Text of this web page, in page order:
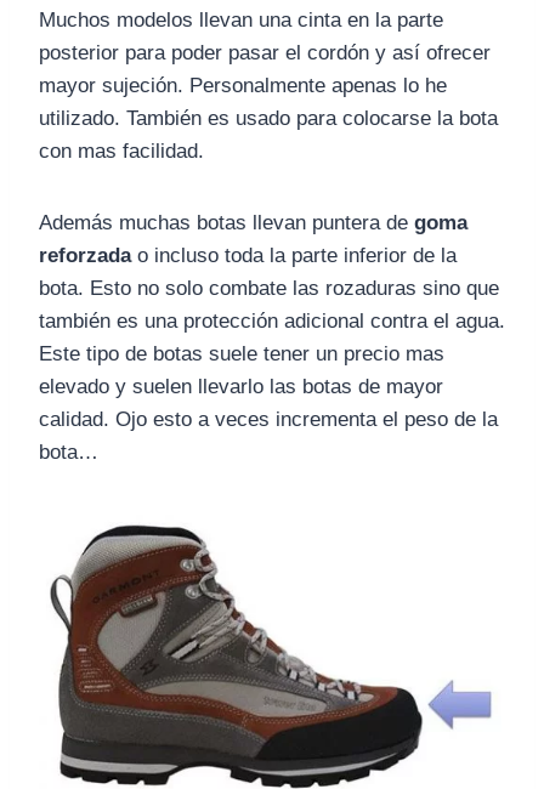
Muchos modelos llevan una cinta en la parte
posterior para poder pasar el cordón y así ofrecer
mayor sujeción. Personalmente apenas lo he
utilizado. También es usado para colocarse la bota
con mas facilidad.
Además muchas botas llevan puntera de goma
reforzadao incluso toda la parte inferior de la
bota. Esto no solo combate las rozaduras sino que
también es una protección adicional contra el agua.
Este tipo de botas suele tener un precio mas
elevado y suelen llevarlo las botas de mayor
calidad. Ojo esto a veces incrementa el peso de la
bota…